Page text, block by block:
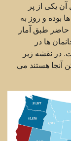
آن یکی از پر
بوده و روز به
حاضر طبق آمار
ها در
رسیده است. در نقشه زیر
آنجا هستند می